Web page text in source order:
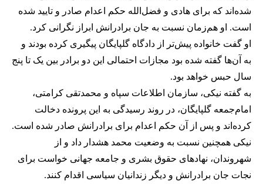
شده‌اند که برای هادی و فضل‌الله حکم اعدام صادر و تایید شده
است. او هم‌زمان نسبت به جان برادرانش ابراز نگرانی کرد.
او گفت خانواده پیش‌تر از دادگاه گلپایگان پیگیری کرده بودند و
به آن‌ها گفته شده بود مجازات احتمالی این دو برادر بین یک تا پنج
سال حبس خواهد بود.
به گفته نیکی، سازمان اطلاعات سپاه و محمدتقی کرامتی،
امام‌جمعه گلپایگان، در روند رسیدگی به این پرونده دخالت
کرده‌اند و پس از آن حکم اعدام برای برادرانش صادر شده است.
نیکی همچنین نسبت به وضعیت محمد هشدار داد و از
شهروندان، نهادهای حقوق بشری و جامعه جهانی خواست برای
نجات جان برادرانش و دیگر زندانیان سیاسی اقدام کنند.